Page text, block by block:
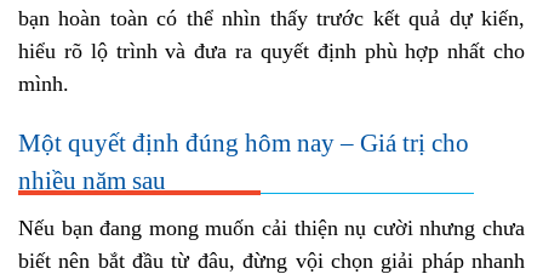
bạn hoàn toàn có thể nhìn thấy trước kết quả dự kiến,
hiểu rõ lộ trình và đưa ra quyết định phù hợp nhất cho
mình.
Một quyết định đúng hôm nay – Giá trị cho
nhiều năm sau
Nếu bạn đang mong muốn cải thiện nụ cười nhưng chưa
biết nên bắt đầu từ đâu, đừng vội chọn giải pháp nhanh